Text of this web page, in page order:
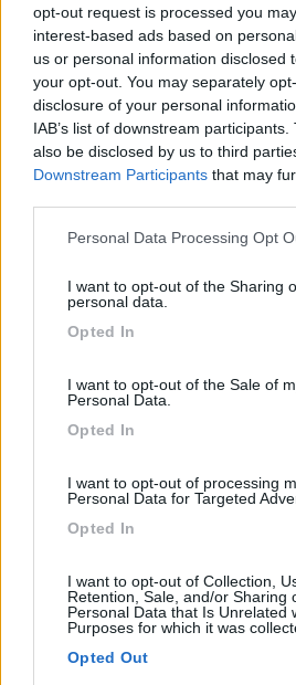
opt-out request is processed you
interest-based ads based on
us or personal information disclosed
your opt-out. You may separately
disclosure of your personal
IAB’s list of downstream
also be disclosed by us to third
Downstream Participants that may
Please note that this website/app
not limited to your visit or usage
grant or deny consent to Google and
use your data for below specified
Personal Data Processing Opt
I want to opt-out of the Sharing
personal data.
Opted In
I want to opt-out of the Sale of
Personal Data.
Opted In
I want to opt-out of processing
Personal Data for Targeted
Opted In
I want to opt-out of Collection,
Retention, Sale, and/or Sharing
Personal Data that Is Unrelated
Purposes for which it was
Opted Out
Camping village con diverse
Lignano Sabbiadoro (UD) - 68.7km
Lungomare R. Riva, 15
Campeggio
Camping Sabbiadoro
8,8